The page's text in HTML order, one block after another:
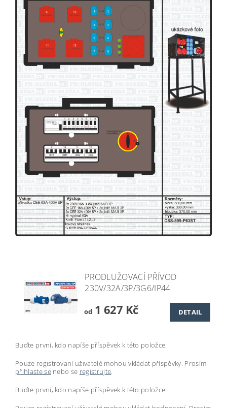
PRODLUŽOVACÍ PŘÍVOD
230V/32A/3P/3G6/IP44
od1 627 Kč DETAIL
Buďte první, kdo napíše příspěvek k této položce.
Pouze registrovaní uživatelé mohou vkládat příspěvky. Prosím
přihlaste senebo se registrujte
Buďte první, kdo napíše příspěvek k této položce.